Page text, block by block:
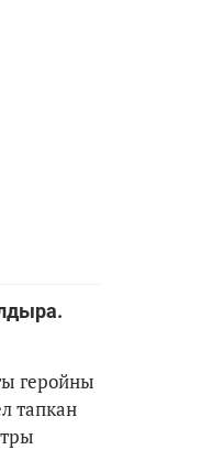
геройны
тапкан